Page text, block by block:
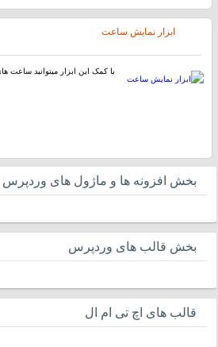
ابزار نمایش ساعت
با کمک این ابزار میتوانید ساعت
بخش افزونه ها و ماژول های وردپرس
بخش قالب های وردپرس
قالب های اچ تی ام ال